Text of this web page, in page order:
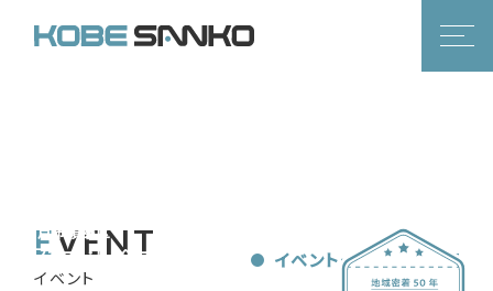
神戸市須磨区
リフォーム・リノベーション
EVENT
イベント
イベント一覧を見る